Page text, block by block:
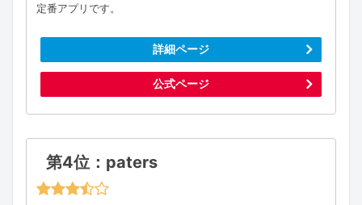
定番アプリです。
詳細ページ
公式ページ
第4位：paters